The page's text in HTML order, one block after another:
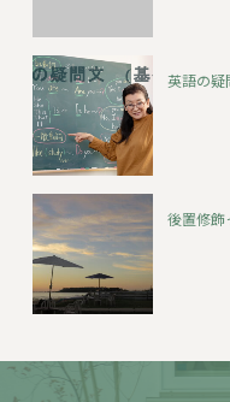
英語の疑
後置修